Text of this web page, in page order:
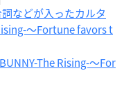
などが入ったカルタ
～Fortune favors t
The Rising-～For